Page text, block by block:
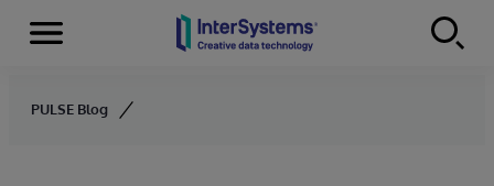
Skip to content
Menu
PULSE Blog